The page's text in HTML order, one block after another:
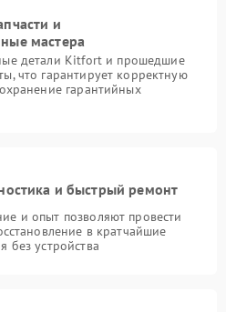
и
мастера
детали Kitfort и прошедшие
что гарантирует корректную
гарантийных
и быстрый ремонт
и опыт позволяют провести
в кратчайшие
без устройства